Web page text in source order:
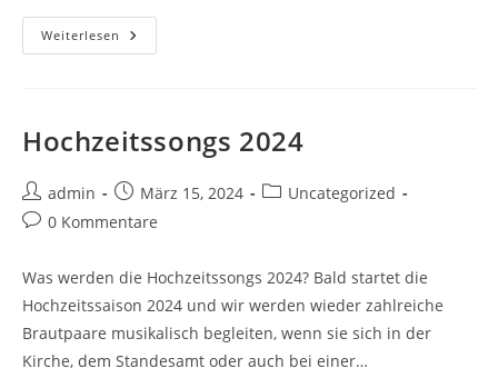
Weiterlesen
Hochzeitssongs 2024
admin März 15, 2024
Uncategorized
0 Kommentare
Was werden die Hochzeitssongs 2024? Bald startet die
Hochzeitssaison 2024 und wir werden wieder zahlreiche
Brautpaare musikalisch begleiten, wenn sie sich in der
Kirche, dem Standesamt oder auch bei einer…